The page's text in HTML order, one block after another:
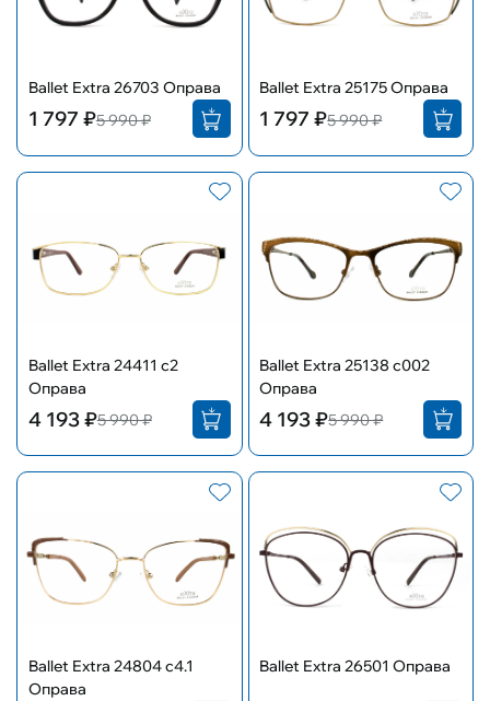
Ballet Extra 26703 Оправа
1 797 ₽5 990 ₽
Ballet Extra 25175 Оправа
1 797 ₽5 990 ₽
Ballet Extra 24411 с2
Оправа
4 193 ₽5 990 ₽
Ballet Extra 25138 c002
Оправа
4 193 ₽5 990 ₽
Ballet Extra 24804 с4.1
Оправа
Ballet Extra 26501 Оправа